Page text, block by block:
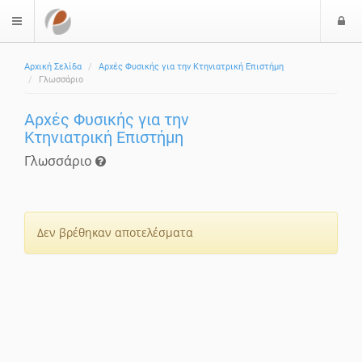
$langMenu
Αρχική Σελίδα
Αρχές Φυσικής για την Κτηνιατρική Επιστήμη
Γλωσσάριο
Αρχές Φυσικής για την
Κτηνιατρική Επιστήμη
Γλωσσάριο
Δεν βρέθηκαν αποτελέσματα